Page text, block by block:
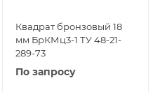
Квадрат бронзовый 18
мм БрКМц3-1 ТУ 48-21-
289-73
По запросу